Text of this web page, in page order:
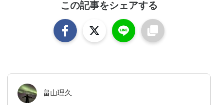
この記事をシェアする
畠山理久